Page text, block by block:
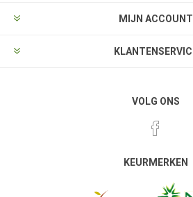
MIJN ACCOUNT
VOLG ONS
KEURMERKEN